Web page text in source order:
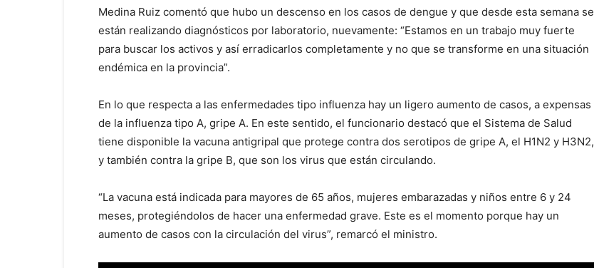
Medina Ruiz comentó que hubo un descenso en los casos de dengue y que desde esta semana se
están realizando diagnósticos por laboratorio, nuevamente: “Estamos en un trabajo muy fuerte
para buscar los activos y así erradicarlos completamente y no que se transforme en una situación
endémica en la provincia”.
En lo que respecta a las enfermedades tipo influenza hay un ligero aumento de casos, a expensas
de la influenza tipo A, gripe A. En este sentido, el funcionario destacó que el Sistema de Salud
tiene disponible la vacuna antigripal que protege contra dos serotipos de gripe A, el H1N2 y H3N2,
y también contra la gripe B, que son los virus que están circulando.
“La vacuna está indicada para mayores de 65 años, mujeres embarazadas y niños entre 6 y 24
meses, protegiéndolos de hacer una enfermedad grave. Este es el momento porque hay un
aumento de casos con la circulación del virus”, remarcó el ministro.